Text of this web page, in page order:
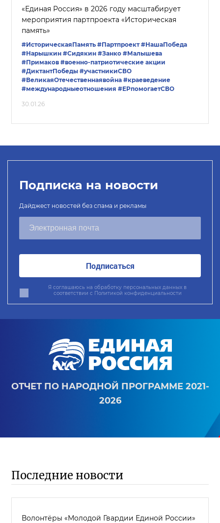
«Единая Россия» в 2026 году масштабирует
мероприятия партпроекта «Историческая
память»
#ИсторическаяПамять #Партпроект #НашаПобеда
#Нарышкин #Сидякин #Занко #Малышева
#Примаков #военно-патриотические акции
#ДиктантПобеды #участникиСВО
#ВеликаяОтечественнаявойна #краеведение
#международныеотношения #ЕРпомогаетСВО
30.01.26
Подписка на новости
Дайджест новостей без спама и рекламы
Подписаться
Я соглашаюсь на обработку персональных данных в
соответствии с Политикой конфиденциальности
ОТЧЕТ ПО НАРОДНОЙ ПРОГРАММЕ 2021-
2026
Последние новости
Волонтёры «Молодой Гвардии Единой России»